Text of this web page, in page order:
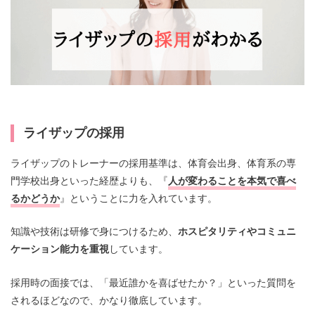
ライザップの採用
ライザップのトレーナーの採用基準は、体育会出身、体育系の専
門学校出身といった経歴よりも、『 人が変わることを本気で喜べ
るかどうか』ということに力を入れています。
知識や技術は研修で身につけるため、 ホスピタリティやコミュニ
ケーション能力を重視しています。
採用時の面接では、「最近誰かを喜ばせたか？」といった質問を
されるほどなので、かなり徹底しています。